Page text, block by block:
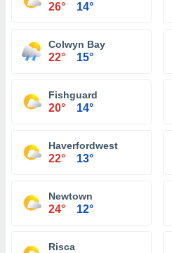
26° 14°
Colwyn Bay
22° 15°
Fishguard
20° 14°
Haverfordwest
22° 13°
Newtown
24° 12°
Risca